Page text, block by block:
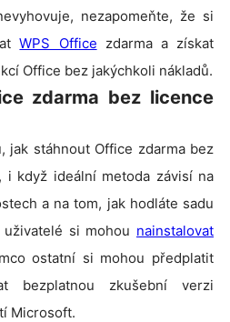
nezapomeňte, že si
WPS Office zdarma a získat
Office bez jakýchkoli nákladů.
zdarma bez licence
jak stáhnout Office zdarma bez
i když ideální metoda závisí na
a na tom, jak hodláte sadu
si mohou nainstalovat
ostatní si mohou předplatit
bezplatnou zkušební verzi
Microsoft.